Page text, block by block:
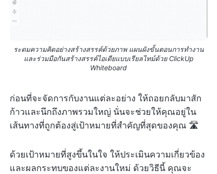
ระดมความคิดอย่างสร้างสรรค์ด้วยภาพ แผนผังขั้นตอนการทำงาน
และร่วมมือกันสร้างสรรค์ไอเดียแบบเรียลไทม์ด้วย ClickUp
Whiteboard
ก่อนที่จะจัดการกับงานแต่ละอย่าง ให้ถอยกลับมาสัก
ก้าวและนึกถึงภาพรวมใหญ่ นั่นจะช่วยให้คุณอยู่ใน
เส้นทางที่ถูกต้องสู่เป้าหมายที่สำคัญที่สุดของคุณ 🛣️
ด้วยเป้าหมายที่สูงขึ้นในใจ ให้ประเมินความเกี่ยวข้อง
และผลกระทบของแต่ละงานใหม่ ด้วยวิธีนี้ คุณจะ